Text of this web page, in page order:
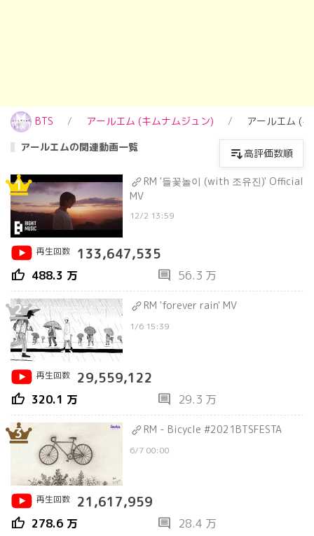
BTS アールエム (キムナムジュン)
アールエム (
アールエムの関連動画一覧
高評価数順
1
RM '들꽃놀이 (with 조유진)' Official
MV
12/2 13:59
再生回数 133,647,535
thumb_up 488.3 万 comment 56.3 万
2 RM 'forever rain' MV
1/6 15:39
再生回数 29,559,122
thumb_up 320.1 万 comment 29.3 万
3 RM - Bicycle #2021BTSFESTA
6/7 00:00
再生回数 21,617,959
thumb_up 278.6 万 comment 28.4 万